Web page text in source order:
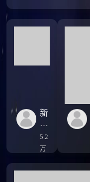
新
西
兰
聘
市
场
5.2
万
阅